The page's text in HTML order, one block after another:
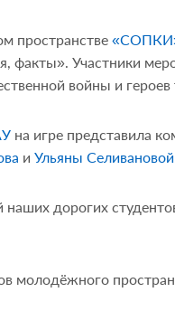
пространстве
факты». Участники
войны и героев
на игре представила
и Ульяны Селивановой
дорогих
молодёжного